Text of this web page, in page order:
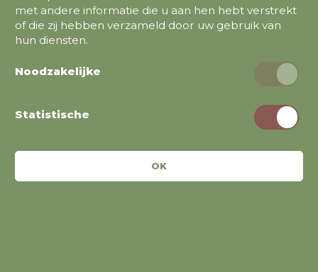
Elektrische fietsen
Bakfietsen
Batavus
Kalkhoff
Sparta
met andere informatie die u aan hen hebt verstrekt
of die zij hebben verzameld door uw gebruik van
hun diensten.
Noodzakelijke
Statistische
OK